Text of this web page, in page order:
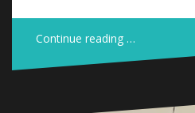
Continue reading …